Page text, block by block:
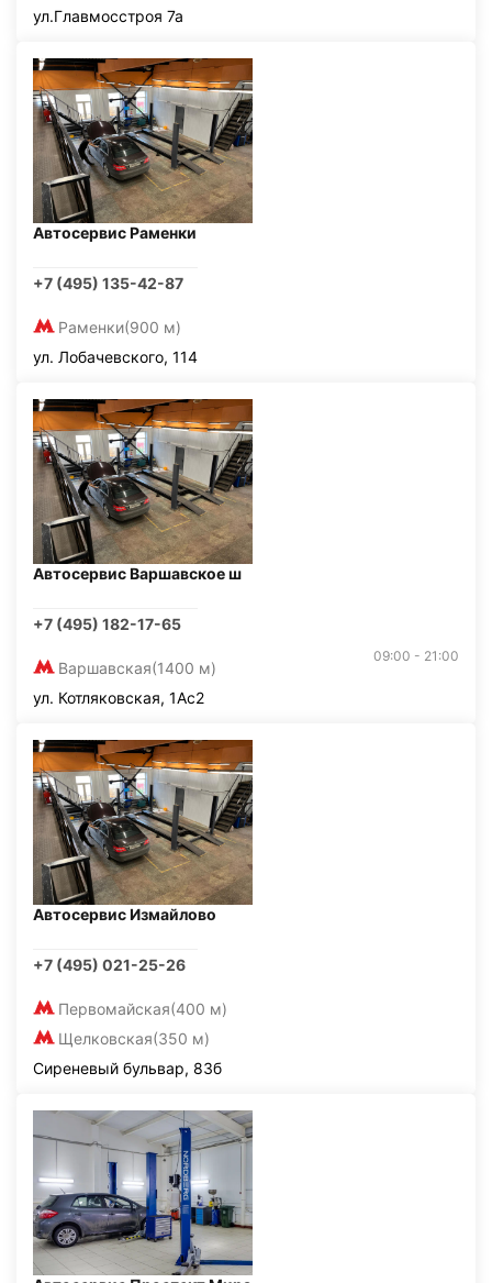
ул.Главмосстроя 7а
Автосервис Раменки
+7 (495) 135-42-87
Раменки(900 м)
ул. Лобачевского, 114
Автосервис Варшавское ш
+7 (495) 182-17-65
Варшавская(1400 м)
09:00 - 21:00
ул. Котляковская, 1Ас2
Автосервис Измайлово
+7 (495) 021-25-26
Первомайская(400 м)
Щелковская(350 м)
Сиреневый бульвар, 83б